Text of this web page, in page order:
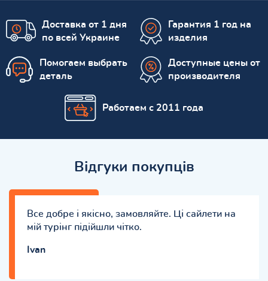
Доставка от 1 дня
по всей Украине
Гарантия 1 год на
изделия
Помогаем выбрать
деталь
Доступные цены от
производителя
Работаем с 2011 года
Відгуки покупців
Все добре і якісно, замовляйте. Ці сайлети на
мій турінг підійшли чітко.
Ivan